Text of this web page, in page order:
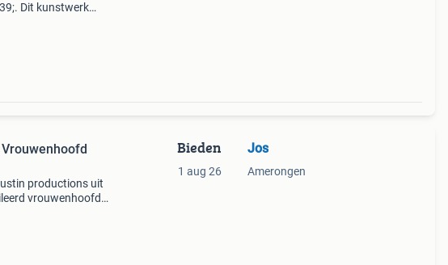
Dit kunstwerk
productions uit
vrouwenhoofd
Bieden
1 aug 26
Jos
Amerongen